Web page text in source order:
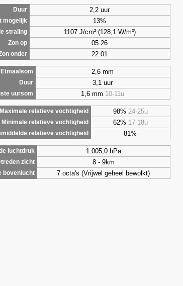
Duur
2,2 uur
mogelijk 13%
straling 1107 J/cm² (128,1 W/m²)
Zon op 05:26
onder 22:01
Etmaalsom
2,6 mm
Duur 3,1 uur
uursom 1,6 mm 10-11u
Maximale relatieve vochtigheid
98% 24-25u
Minimale relatieve vochtigheid 62% 17-18u
relatieve vochtigheid 81%
luchtdruk
1.005,0 hPa
zicht 8 - 9km
bovenlucht 7 octa's (Vrijwel geheel bewolkt)